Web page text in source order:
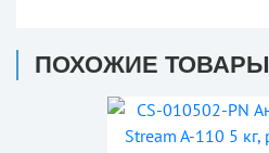
ПОХОЖИЕ ТОВАРЫ